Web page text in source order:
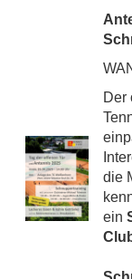
Der
die
ein